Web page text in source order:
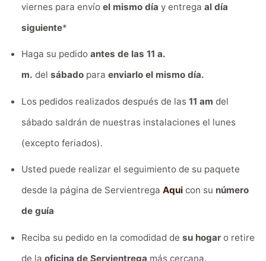
viernes para envío el mismo día y entrega al día
siguiente*
Haga su pedido antes de las 11 a.
m. del sábadopara enviarlo el mismo día.
Los pedidos realizados después de las 11 am del
sábado saldrán de nuestras instalaciones el lunes
(excepto feriados).
Usted puede realizar el seguimiento de su paquete
desde la página de Servientrega Aquicon su número
de guía
Reciba su pedido en la comodidad de su hogaro retire
de la oficina de Servientrega más cercana.